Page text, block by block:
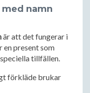
namn
är att det fungerar i
en present som
tillfällen.
förkläde brukar